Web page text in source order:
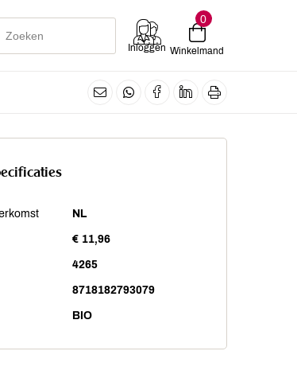
Inloggen
0
Winkelmand
NL
€ 11,96
4265
8718182793079
BIO